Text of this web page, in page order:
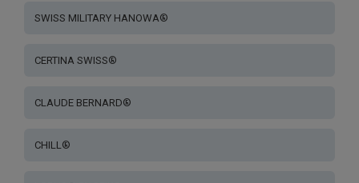
SWISS MILITARY HANOWA®
CERTINA SWISS®
CLAUDE BERNARD®
CHILL®